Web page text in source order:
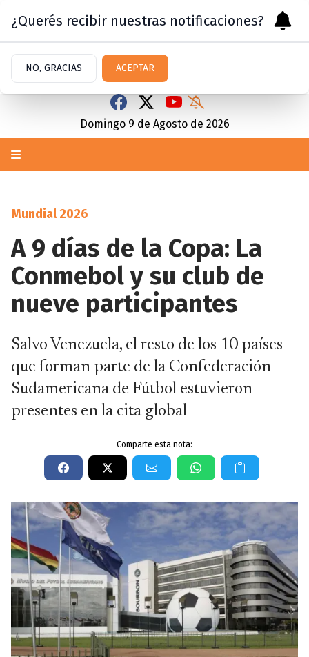
Domingo 9 de Agosto de 2026
Mundial 2026
A 9 días de la Copa: La
Conmebol y su club de
nueve participantes
Salvo Venezuela, el resto de los 10 países
que forman parte de la Confederación
Sudamericana de Fútbol estuvieron
presentes en la cita global
Comparte esta nota:
¿Querés recibir nuestras notificaciones?
NO, GRACIAS ACEPTAR